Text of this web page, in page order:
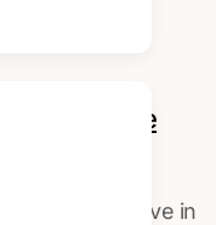
Active in the
and Active in